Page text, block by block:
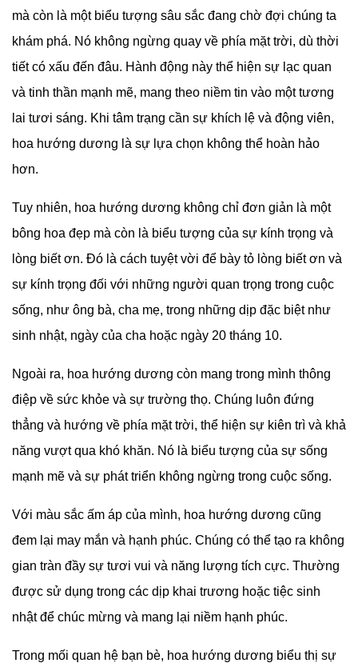
mà còn là một biểu tượng sâu sắc đang chờ đợi chúng ta
khám phá. Nó không ngừng quay về phía mặt trời, dù thời
tiết có xấu đến đâu. Hành động này thể hiện sự lạc quan
và tinh thần mạnh mẽ, mang theo niềm tin vào một tương
lai tươi sáng. Khi tâm trạng cần sự khích lệ và động viên,
hoa hướng dương là sự lựa chọn không thể hoàn hảo
hơn.
Tuy nhiên, hoa hướng dương không chỉ đơn giản là một
bông hoa đẹp mà còn là biểu tượng của sự kính trọng và
lòng biết ơn. Đó là cách tuyệt vời để bày tỏ lòng biết ơn và
sự kính trọng đối với những người quan trọng trong cuộc
sống, như ông bà, cha mẹ, trong những dịp đặc biệt như
sinh nhật, ngày của cha hoặc ngày 20 tháng 10.
Ngoài ra, hoa hướng dương còn mang trong mình thông
điệp về sức khỏe và sự trường thọ. Chúng luôn đứng
thẳng và hướng về phía mặt trời, thể hiện sự kiên trì và khả
năng vượt qua khó khăn. Nó là biểu tượng của sự sống
mạnh mẽ và sự phát triển không ngừng trong cuộc sống.
Với màu sắc ấm áp của mình, hoa hướng dương cũng
đem lại may mắn và hạnh phúc. Chúng có thể tạo ra không
gian tràn đầy sự tươi vui và năng lượng tích cực. Thường
được sử dụng trong các dịp khai trương hoặc tiệc sinh
nhật để chúc mừng và mang lại niềm hạnh phúc.
Trong mối quan hệ bạn bè, hoa hướng dương biểu thị sự